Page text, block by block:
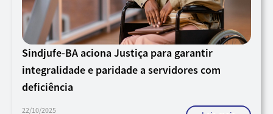
Sindjufe-BA aciona Justiça para garantir
integralidade e paridade a servidores com
deficiência
22/10/2025